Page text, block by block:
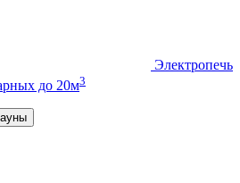
Электропечь
до 20м3